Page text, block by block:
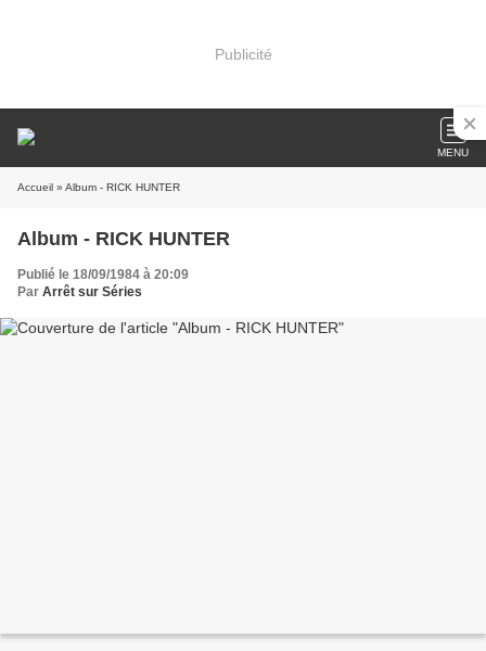
Publicité
MENU
Accueil » Album - RICK HUNTER
Album - RICK HUNTER
Publié le 18/09/1984 à 20:09
Par Arrêt sur Séries